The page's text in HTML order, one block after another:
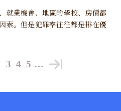
就業機會、地區的學校、房價都
素。但是犯罪率往往都是排在優
3 4 5 …